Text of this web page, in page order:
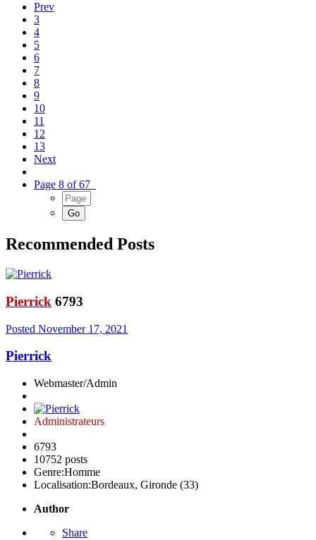
Prev
3
4
5
6
7
8
9
10
11
12
13
Next
Page 8 of 67
Recommended Posts
Pierrick 6793
Posted November 17, 2021
Pierrick
Webmaster/Admin
Administrateurs
6793
10752 posts
Genre:Homme
Localisation:Bordeaux, Gironde (33)
Author
Share